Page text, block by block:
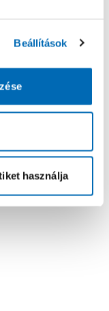
Beállítások
használja